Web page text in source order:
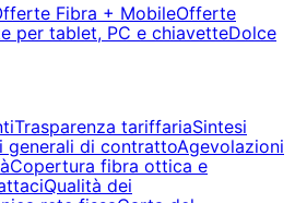
Fibra + MobileOfferte
per tablet, PC e chiavetteDolce
Trasparenza tariffariaSintesi
generali di contrattoAgevolazioni
Copertura fibra ottica e
Qualità dei